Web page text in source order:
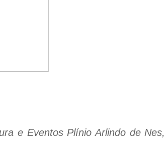
e Eventos Plínio Arlindo de Nes,